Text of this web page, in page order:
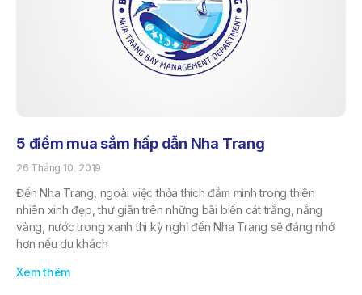
5 điểm mua sắm hấp dẫn Nha Trang
26 Tháng 10, 2019
Đến Nha Trang, ngoài việc thỏa thích đắm mình trong thiên
nhiên xinh đẹp, thư giãn trên những bãi biển cát trắng, nắng
vàng, nước trong xanh thì kỳ nghỉ đến Nha Trang sẽ đáng nhớ
hơn nếu du khách
Xem thêm